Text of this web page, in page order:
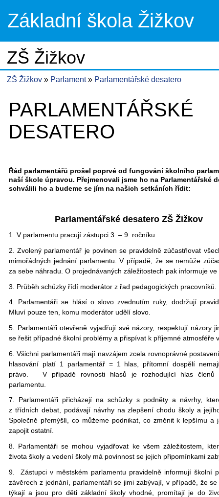
Základní škola Žižkov
ZŠ Žižkov
ZŠ Žižkov Parlament Parlamentářské desatero
PARLAMENTÁŘSKÉ
DESATERO
Řád parlamentářů prošel poprvé od fungování školního
naší škole úpravou. Přejmenovali jsme ho na Parlamentářské
schválili ho a budeme se jím na našich setkáních řídit:
Parlamentářské desatero ZŠ Žižkov
1. V parlamentu pracují zástupci 3. – 9. ročníku.
2. Zvolený parlamentář je povinen se pravidelně zúčastňovat
mimořádných jednání parlamentu. V případě, že se nemůže
za sebe náhradu. O projednávaných záležitostech pak informuje
3. Průběh schůzky řídí moderátor z řad pedagogických pracovníků.
4. Parlamentáři se hlásí o slovo zvednutím ruky, dodržují
Mluví pouze ten, komu moderátor udělí slovo.
5. Parlamentáři otevřeně vyjadřují své názory, respektují názory
se řešit případné školní problémy a přispívat k příjemné atmosféře
6. Všichni parlamentáři mají navzájem zcela rovnoprávné
hlasování platí 1 parlamentář = 1 hlas, přítomní dospělí
právo. V případě rovnosti hlasů je rozhodující hlas členů
parlamentu.
7. Parlamentáři přicházejí na schůzky s podněty a návrhy,
z třídních debat, podávají návrhy na zlepšení chodu školy a
Společně přemýšlí, co můžeme podnikat, co změnit k lepšímu a
zapojit ostatní.
8. Parlamentáři se mohou vyjadřovat ke všem záležitostem,
života školy a vedení školy má povinnost se jejich připomínkami
9. Zástupci v městském parlamentu pravidelně informují školní
závěrech z jednání, parlamentáři se jimi zabývají, v případě, že se
týkají a jsou pro děti základní školy vhodné, promítají je do